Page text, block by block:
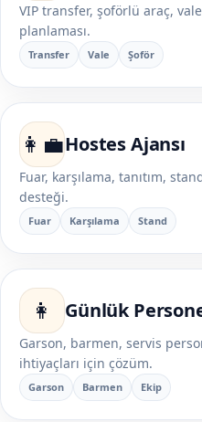
VIP transfer, şoförlü araç,
planlaması.
Transfer Vale Şoför
👩‍💼Hostes Ajansı
Fuar, karşılama, tanıtım,
desteği.
Fuar Karşılama Stand
👩 Günlük
Garson, barmen, servis
ihtiyaçları için çözüm.
Garson Barmen Ekip